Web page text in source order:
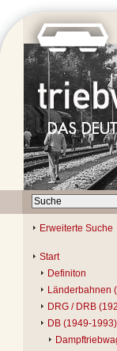
Erweiterte Suche
Start
Definiton
Länderbahnen
DRG / DRB
DB (1949-1993)